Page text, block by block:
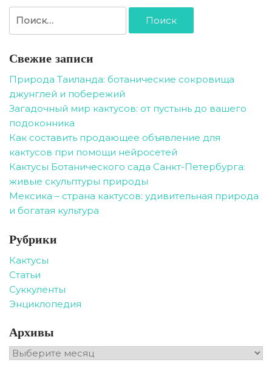
Свежие записи
Природа Таиланда: ботанические сокровища
джунглей и побережий
Загадочный мир кактусов: от пустынь до вашего
подоконника
Как составить продающее объявление для
кактусов при помощи нейросетей
Кактусы Ботанического сада Санкт-Петербурга:
живые скульптуры природы
Мексика – страна кактусов: удивительная природа
и богатая культура
Рубрики
Кактусы
Статьи
Суккуленты
Энциклопедия
Архивы
Архивы